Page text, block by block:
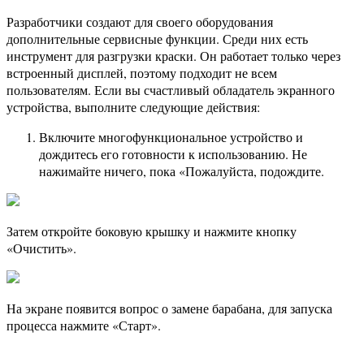
Разработчики создают для своего оборудования
дополнительные сервисные функции. Среди них есть
инструмент для разгрузки краски. Он работает только через
встроенный дисплей, поэтому подходит не всем
пользователям. Если вы счастливый обладатель экранного
устройства, выполните следующие действия:
Включите многофункциональное устройство и
дождитесь его готовности к использованию. Не
нажимайте ничего, пока «Пожалуйста, подождите.
Затем откройте боковую крышку и нажмите кнопку
«Очистить».
На экране появится вопрос о замене барабана, для запуска
процесса нажмите «Старт».